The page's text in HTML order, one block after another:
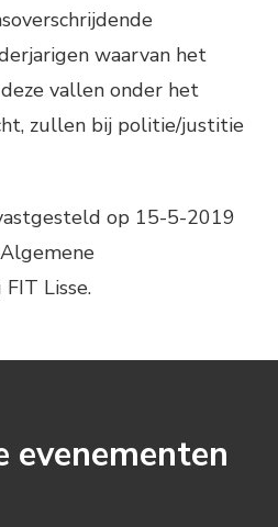
waarvan het
vallen onder het
zullen bij politie/justitie
op 15-5-2019
Lisse.
evenementen